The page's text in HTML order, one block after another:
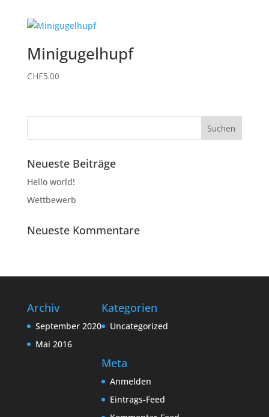
Minigugelhupf
CHF5.00
Neueste Beiträge
Hello world!
Wettbewerb
Neueste Kommentare
Archiv
September 2020
Mai 2016
Kategorien
Uncategorized
Meta
Anmelden
Eintrags-Feed